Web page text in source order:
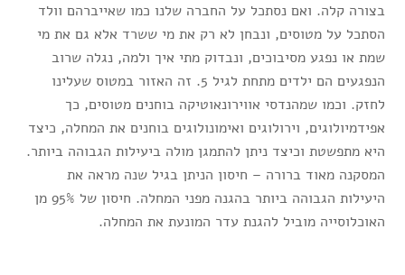
בצורה קלה. ואם נסתכל על החברה שלנו כמו שאייברהם וולד
הסתכל על מטוסים, ונבחן לא רק את מי ששרד אלא גם את מי
שמת או נפגע מסיבוכים, ונבדוק מתי איך ולמה, נגלה שרוב
הנפגעים הם ילדים מתחת לגיל 5. זה האזור במטוס שעלינו
לחזק. וכמו שמהנדסי אווירונאוטיקה בוחנים מטוסים, כך
אפידמיולוגים, וירולוגים ואימונולוגים בוחנים את המחלה, כיצד
היא מתפשטת וכיצד ניתן להתמגן מולה ביעילות הגבוהה ביותר.
המסקנה מאוד ברורה – חיסון הניתן בגיל שנה מראה את
היעילות הגבוהה ביותר בהגנה מפני המחלה. חיסון של 95% מן
האוכלוסייה מוביל להגנת עדר המונעת את המחלה.